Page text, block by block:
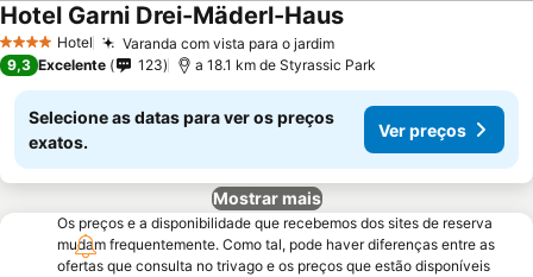
4 EstrelasHotel Varanda com vista para o jardim
Hotel Garni Drei-Mäderl-Haus
9,3 Excelente 123 a 18.1 km de Styrassic Park
Selecione as datas para ver os preços
exatos.
Ver preços
Mostrar mais
Os preços e a disponibilidade que recebemos dos sites de reserva
mudam frequentemente. Como tal, pode haver diferenças entre as
ofertas que consulta no trivago e os preços que estão disponíveis